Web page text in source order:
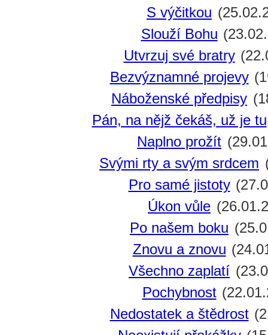
S výčitkou
Slouží Bohu
Utvrzuj své bratry
Bezvýznamné projevy
Náboženské předpisy
Pán, na nějž čekáš, už je tu
Naplno prožít
Svými rty a svým srdcem
Pro samé jistoty
Úkon vůle
Po našem boku
Znovu a znovu
Všechno zaplatí
Pochybnost
Nedostatek a štědrost